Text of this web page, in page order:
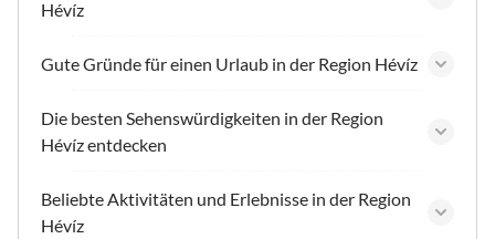
Hévíz
Gute Gründe für einen Urlaub in der Region Hévíz
Die besten Sehenswürdigkeiten in der Region
Hévíz entdecken
Beliebte Aktivitäten und Erlebnisse in der Region
Hévíz